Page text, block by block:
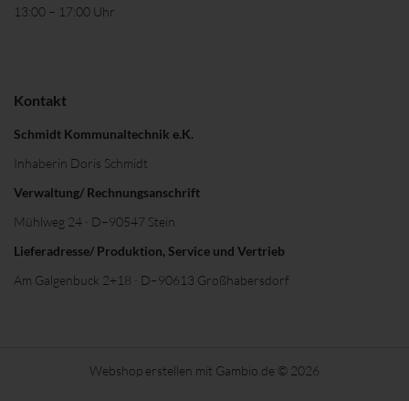
13:00 – 17:00 Uhr
Kontakt
Schmidt Kommunaltechnik e.K.
Inhaberin Doris Schmidt
Verwaltung/ Rechnungsanschrift
Mühlweg 24 · D–90547 Stein
Lieferadresse/ Produktion, Service und Vertrieb
Am Galgenbuck 2+18 · D–90613 Großhabersdorf
Webshop erstellen mit Gambio.de © 2026